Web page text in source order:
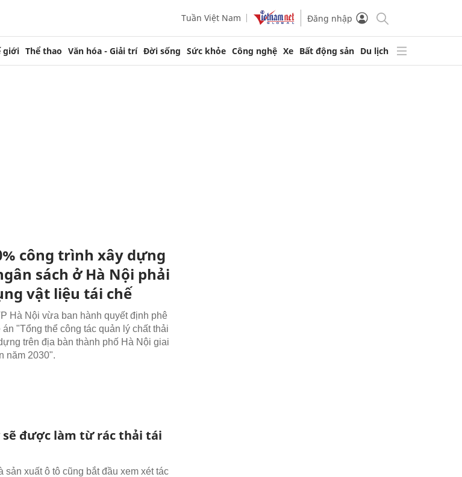
Tuần Việt Nam Đăng nhập
giới Thể thao Văn hóa - Giải trí Đời sống Sức khỏe Công nghệ Xe Bất động sản Du lịch
công trình xây dựng
sách ở Hà Nội phải
vật liệu tái chế
Hà Nội vừa ban hành quyết định phê
án "Tổng thể công tác quản lý chất thải
trên địa bàn thành phố Hà Nội giai
năm 2030".
được làm từ rác thải tái
sản xuất ô tô cũng bắt đầu xem xét tác